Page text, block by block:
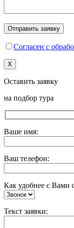
Согласен с
X
Оставить заявку
на подбор тура
Ваше имя:
Ваш телефон:
Как удобнее с Вами
Текст заявки: